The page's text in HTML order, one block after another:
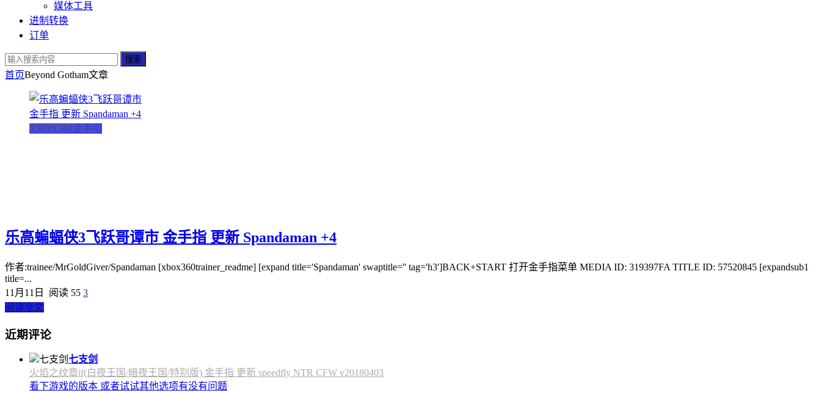
媒体工具
进制转换
订单
搜索
首页Beyond Gotham文章
XBOX360金手指
乐高蝙蝠侠3飞跃哥谭市 金手指 更新 Spandaman +4
作者:trainee/MrGoldGiver/Spandaman [xbox360trainer_readme] [expand title='Spandaman' swaptitle='' tag='h3']BACK+START 打开金手指菜单 MEDIA ID: 319397FA TITLE ID: 57520845 [expandsub1
title=...
11月11日
阅读 55 3
阅读全文
近期评论
七支剑
火焰之纹章if(白夜王国/暗夜王国/特别版) 金手指 更新 speedfly NTR CFW v20180403
看下游戏的版本 或者试试其他选项有没有问题